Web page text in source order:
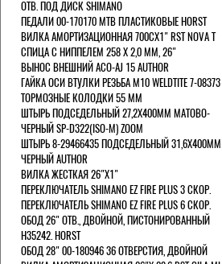
ОТВ. ПОД ДИСК SHIMANO
ПЕДАЛИ 00-170170 МТВ ПЛАСТИКОВЫЕ HORST
ВИЛКА АМОРТИЗАЦИОННАЯ 700СХ1" RST NOVA T
СПИЦА С НИППЕЛЕМ 258 Х 2,0 ММ, 26"
ВЫНОС ВНЕШНИЙ ACO-AJ 15 AUTHOR
ГАЙКА ОСИ ВТУЛКИ РЕЗЬБА М10 WELDTITE 7-08373
ТОРМОЗНЫЕ КОЛОДКИ 55 ММ
ШТЫРЬ ПОДСЕДЕЛЬНЫЙ 27,2Х400ММ МАТОВО-
ЧЕРНЫЙ SP-D322(ISO-M) ZOOM
ШТЫРЬ 8-29466435 ПОДСЕДЕЛЬНЫЙ 31,6X400ММ
ЧЕРНЫЙ AUTHOR
ВИЛКА ЖЕСТКАЯ 26"Х1"
ПЕРЕКЛЮЧАТЕЛЬ SHIMANO EZ FIRE PLUS 3 СКОР.
ПЕРЕКЛЮЧАТЕЛЬ SHIMANO EZ FIRE PLUS 6 СКОР.
ОБОД 26" ОТВ., ДВОЙНОЙ, ПИСТОНИРОВАННЫЙ
H35242. HORST
ОБОД 28" 00-180946 36 ОТВЕРСТИЯ, ДВОЙНОЙ